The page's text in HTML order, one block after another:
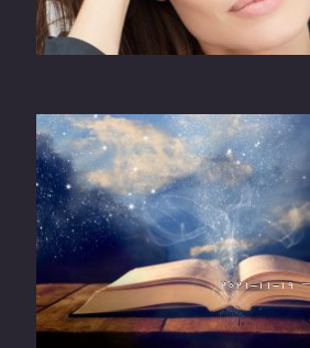
2021-11-19